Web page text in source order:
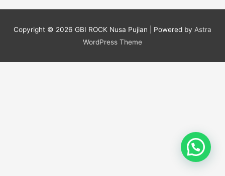
Copyright © 2026 GBI ROCK Nusa Pujian | Powered by Astra
WordPress Theme